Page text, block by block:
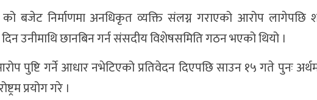
बजेट निर्माणमा अनधिकृत व्यक्ति संलग्न गराएको आरोप लागेपछि
दिन उनीमाथि छानबिन गर्न संसदीय विशेषसमिति गठन भएको थियो ।
पुष्टि गर्ने आधार नभेटिएको प्रतिवेदन दिएपछि साउन १५ गते पुनः
प्रयोग गरे ।